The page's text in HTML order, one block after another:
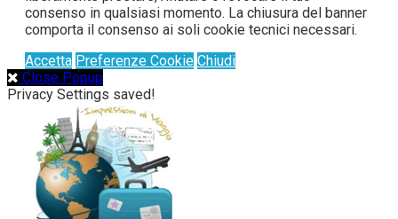
consenso in qualsiasi momento. La chiusura del banner
comporta il consenso ai soli cookie tecnici necessari.
Accetta Preferenze Cookie Chiudi
Close Popup
Privacy Settings saved!